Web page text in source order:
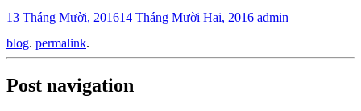
13 Tháng Mười, 201614 Tháng Mười Hai, 2016 admin
blog. permalink.
Post navigation